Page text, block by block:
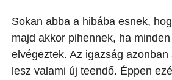
Sokan abba a hibába esnek,
majd akkor pihennek, ha
elvégeztek. Az igazság azonban
lesz valami új teendő. Éppen